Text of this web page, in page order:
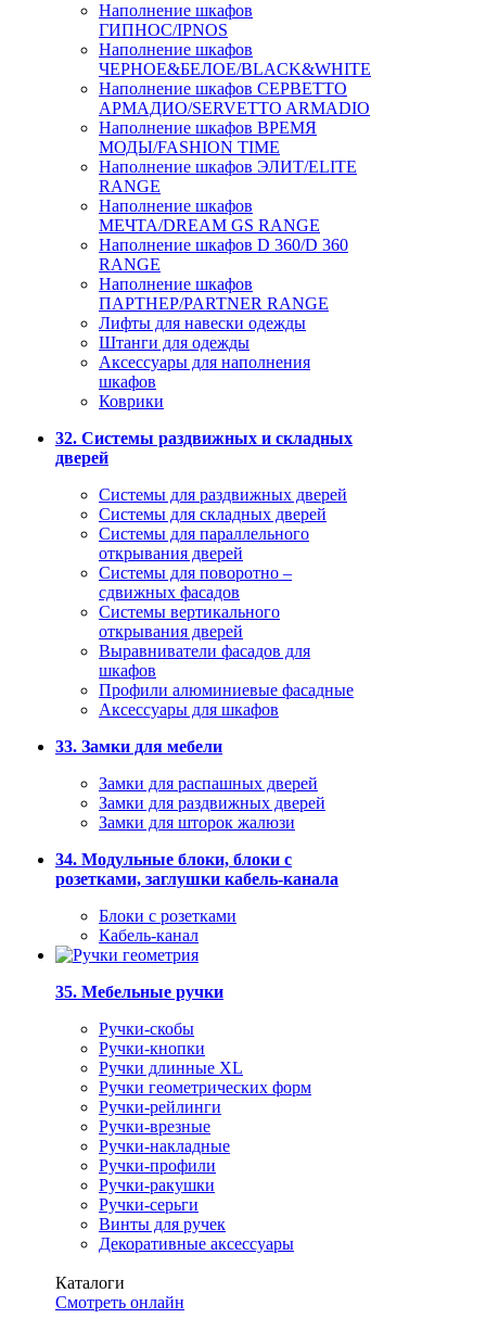
Наполнение шкафов
ГИПНОС/IPNOS
Наполнение шкафов
ЧЕРНОЕ&БЕЛОЕ/BLACK&WHITE
Наполнение шкафов СЕРВЕТТО
АРМАДИО/SERVETTO ARMADIO
Наполнение шкафов ВРЕМЯ
МОДЫ/FASHION TIME
Наполнение шкафов ЭЛИТ/ELITE
RANGE
Наполнение шкафов
МЕЧТА/DREAM GS RANGE
Наполнение шкафов D 360/D 360
RANGE
Наполнение шкафов
ПАРТНЕР/PARTNER RANGE
Лифты для навески одежды
Штанги для одежды
Аксессуары для наполнения
шкафов
Коврики
32. Системы раздвижных и складных
дверей
Системы для раздвижных дверей
Системы для складных дверей
Системы для параллельного
открывания дверей
Системы для поворотно –
сдвижных фасадов
Системы вертикального
открывания дверей
Выравниватели фасадов для
шкафов
Профили алюминиевые фасадные
Аксессуары для шкафов
33. Замки для мебели
Замки для распашных дверей
Замки для раздвижных дверей
Замки для шторок жалюзи
34. Модульные блоки, блоки с
розетками, заглушки кабель-канала
Блоки с розетками
Кабель-канал
35. Мебельные ручки
Ручки-скобы
Ручки-кнопки
Ручки длинные XL
Ручки геометрических форм
Ручки-рейлинги
Ручки-врезные
Ручки-накладные
Ручки-профили
Ручки-ракушки
Ручки-серьги
Винты для ручек
Декоративные аксессуары
Каталоги
Смотреть онлайн